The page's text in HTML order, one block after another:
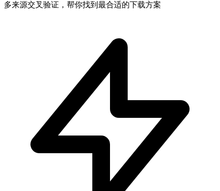
多来源交叉验证，帮你找到最合适的下载方案